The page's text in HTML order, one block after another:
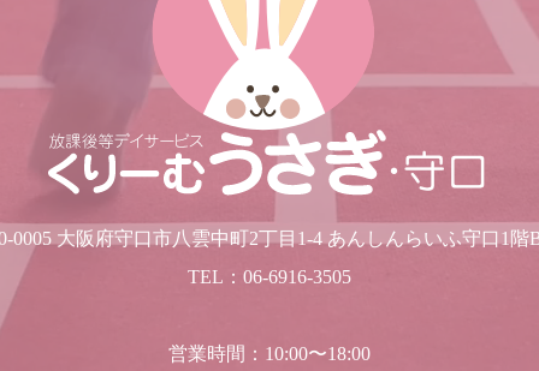
0005 大阪府守口市八雲中町2丁目1-4 あんしんらいふ守口1階
TEL：06-6916-3505
営業時間：10:00〜18:00